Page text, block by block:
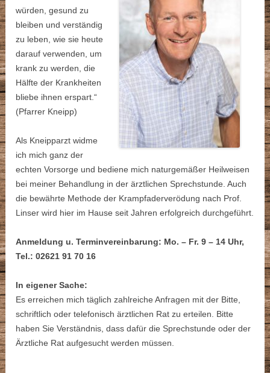
würden, gesund zu
bleiben und verständig
zu leben, wie sie heute
darauf verwenden, um
krank zu werden, die
Hälfte der Krankheiten
bliebe ihnen erspart.“
(Pfarrer Kneipp)
Als Kneipparzt widme
ich mich ganz der
echten Vorsorge und bediene mich naturgemäßer Heilweisen
bei meiner Behandlung in der ärztlichen Sprechstunde. Auch
die bewährte Methode der Krampfaderverödung nach Prof.
Linser wird hier im Hause seit Jahren erfolgreich durchgeführt.
Anmeldung u. Terminvereinbarung: Mo. – Fr. 9 – 14 Uhr,
Tel.: 02621 91 70 16
In eigener Sache:
Es erreichen mich täglich zahlreiche Anfragen mit der Bitte,
schriftlich oder telefonisch ärztlichen Rat zu erteilen. Bitte
haben Sie Verständnis, dass dafür die Sprechstunde oder der
Ärztliche Rat aufgesucht werden müssen.